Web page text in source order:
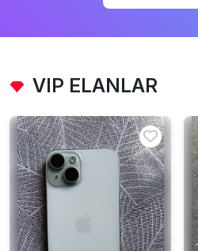
VIP ELANLAR